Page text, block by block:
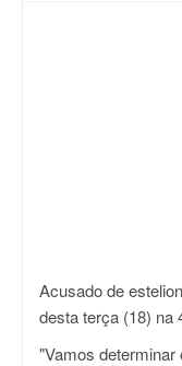
Acusado de
desta terça (18) na
"Vamos determinar